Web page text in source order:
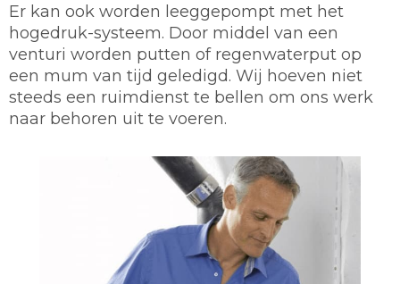
Er kan ook worden leeggepompt met het
hogedruk-systeem. Door middel van een
venturi worden putten of regenwaterput op
een mum van tijd geledigd. Wij hoeven niet
steeds een ruimdienst te bellen om ons werk
naar behoren uit te voeren.